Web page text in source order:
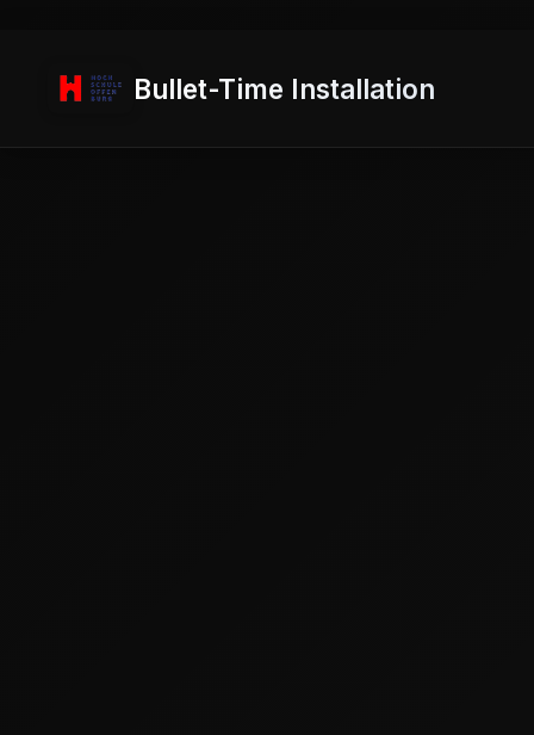
Bullet-Time Installation